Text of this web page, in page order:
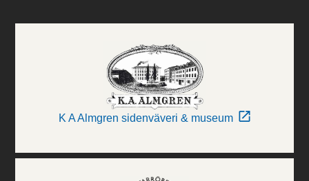
K A Almgren sidenväveri & museum